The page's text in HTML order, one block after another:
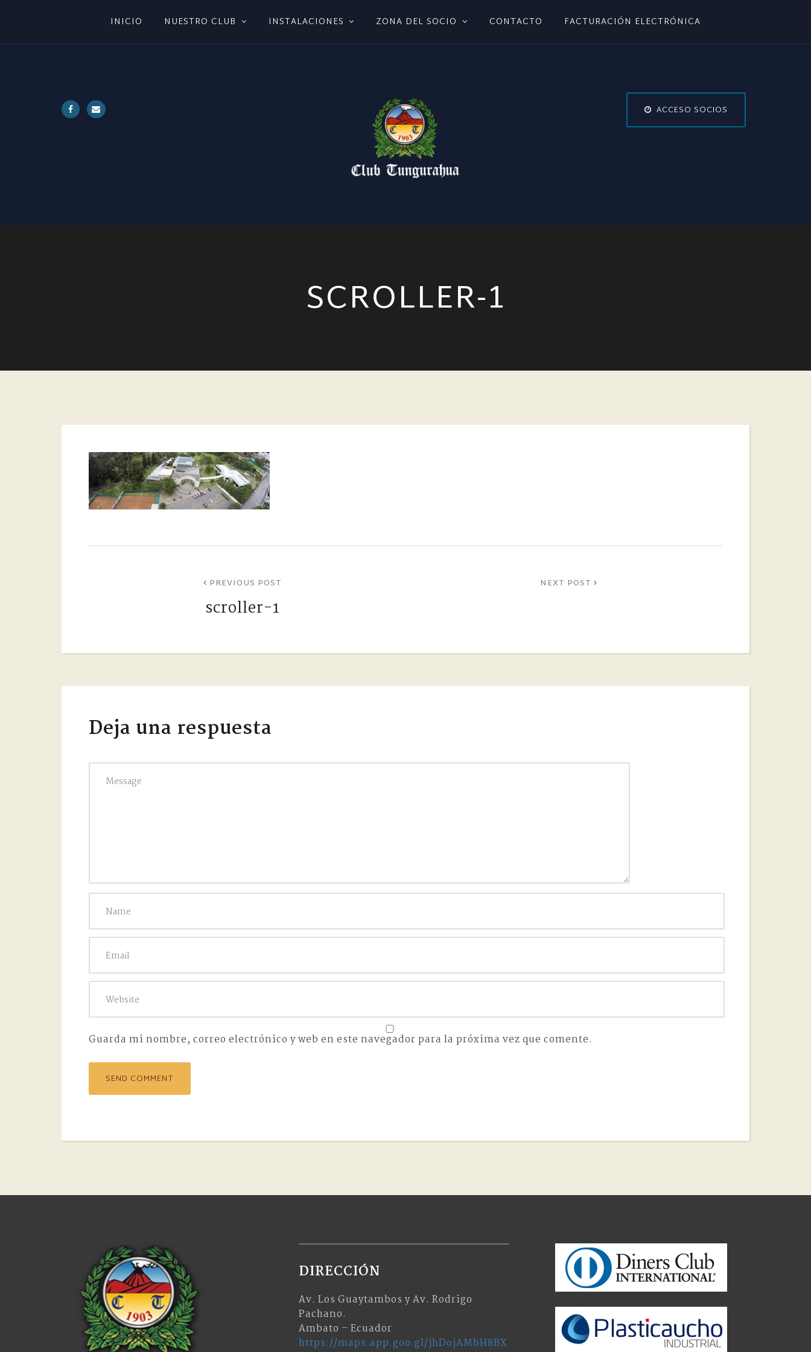
INICIO NUESTRO CLUB INSTALACIONES ZONA DEL SOCIO CONTACTO FACTURACIÓN ELECTRÓNICA
ACCESO SOCIOS
SCROLLER-1
PREVIOUS POST
scroller-1
NEXT POST
Deja una respuesta
Guarda mi nombre, correo electrónico y web en este navegador para la próxima vez que comente.
DIRECCIÓN
Av. Los Guaytambos y Av. Rodrigo
Pachano.
Ambato – Ecuador
https://maps.app.goo.gl/jhDojAMbH8BX